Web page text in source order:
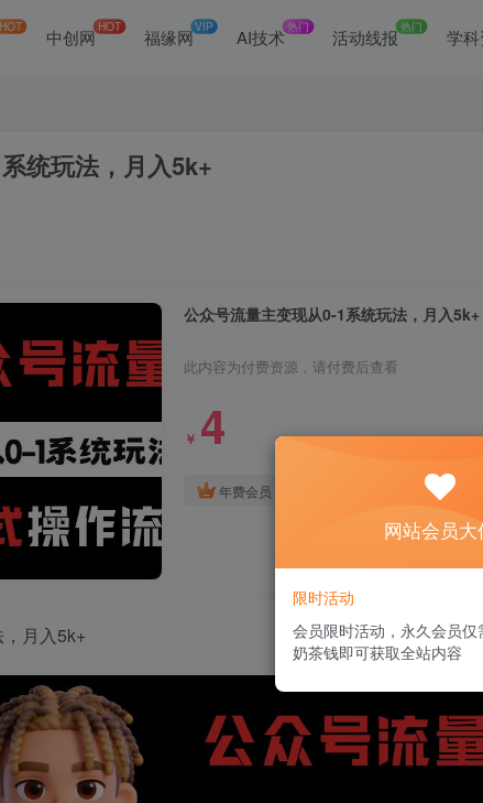
HOT 中创网 HOT 福缘网VIP AI技术热门 活动线报热门 学
统玩法，月入5k+
公众号流量主变现从0-1系统玩法，月入5k+
此内容为付费资源，请付费后查看
￥ 4
年费会员 免费
月入5k+
网站会员大
限时活动
会员限时活动，永久会员仅
奶茶钱即可获取全站内容